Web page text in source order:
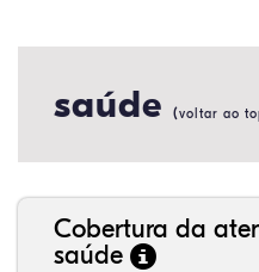
saúde (voltar ao
Cobertura da
saúde